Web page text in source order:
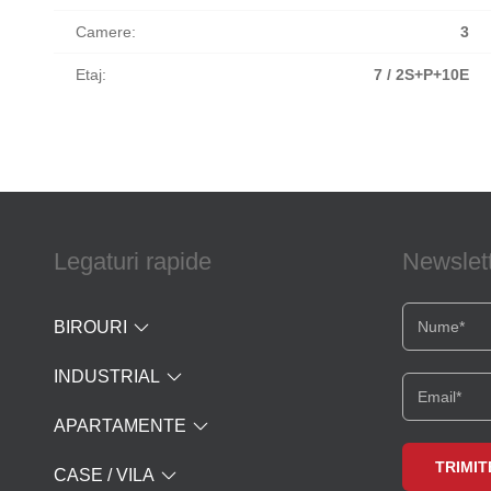
Camere: 3
Etaj: 7 / 2S+P+10E
Legaturi rapide
BIROURI
INDUSTRIAL
APARTAMENTE
CASE / VILA